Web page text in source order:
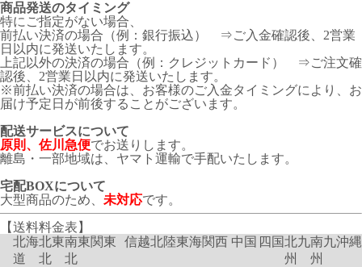
商品発送のタイミング
特にご指定がない場合、
前払い決済の場合（例：銀行振込） ⇒ご入金確認後、2営業
日以内に発送いたします。
上記以外の決済の場合（例：クレジットカード） ⇒ご注文確
認後、2営業日以内に発送いたします。
※前払い決済の場合は、お客様のご入金タイミングにより、お
届け予定日が前後することがございます。
配送サービスについて
原則、佐川急便でお送りします。
離島・一部地域は、ヤマト運輸で手配いたします。
宅配BOXについて
大型商品のため、 未対応です。
【送料料金表】
北海
道
北東
北
南東
北
関東 信越北陸東海関西 中国 四国北九
州
南九
州
沖縄